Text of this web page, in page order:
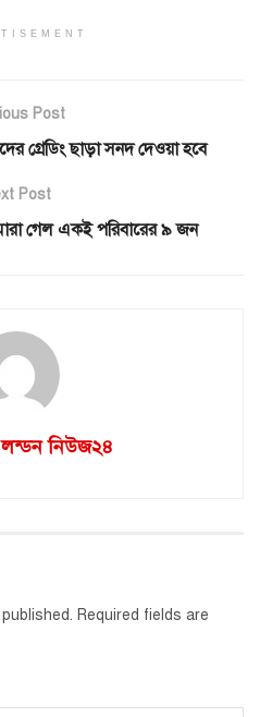
Post
গ্রেডিং ছাড়া সনদ দেওয়া হবে
Post
গেল একই পরিবারের ৯ জন
নিউজ২৪
Required fields are